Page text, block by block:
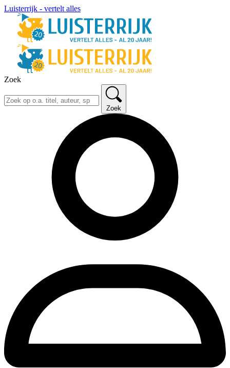
Luisterrijk - vertelt alles
Zoek
Zoek